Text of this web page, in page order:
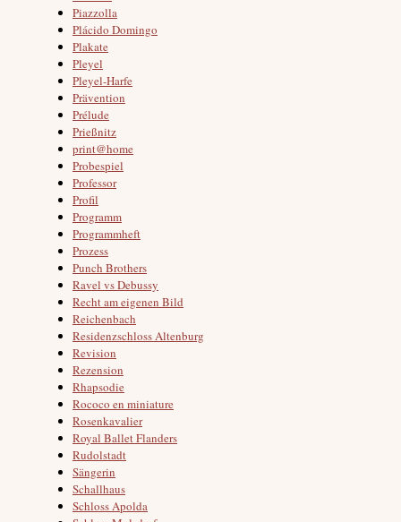
Piazzolla
Plácido Domingo
Plakate
Pleyel
Pleyel-Harfe
Prävention
Prélude
Prießnitz
print@home
Probespiel
Professor
Profil
Programm
Programmheft
Prozess
Punch Brothers
Ravel vs Debussy
Recht am eigenen Bild
Reichenbach
Residenzschloss Altenburg
Revision
Rezension
Rhapsodie
Rococo en miniature
Rosenkavalier
Royal Ballet Flanders
Rudolstadt
Sängerin
Schallhaus
Schloss Apolda